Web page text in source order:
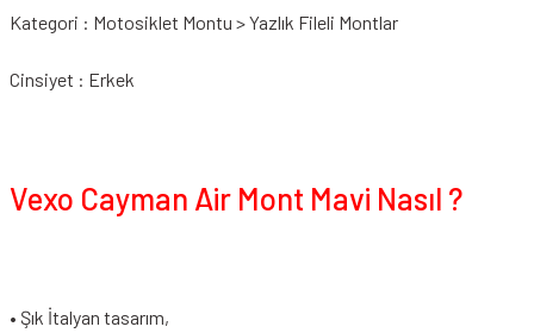
Kategori : Motosiklet Montu > Yazlık Fileli Montlar
Cinsiyet : Erkek
Vexo Cayman Air Mont Mavi Nasıl ?
• Şık İtalyan tasarım,